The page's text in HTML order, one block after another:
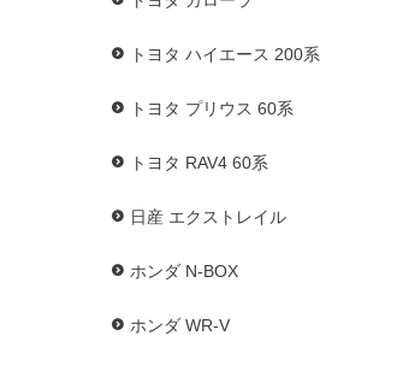
トヨタ ハイエース 200系
トヨタ プリウス 60系
トヨタ RAV4 60系
日産 エクストレイル
ホンダ N-BOX
ホンダ WR-V